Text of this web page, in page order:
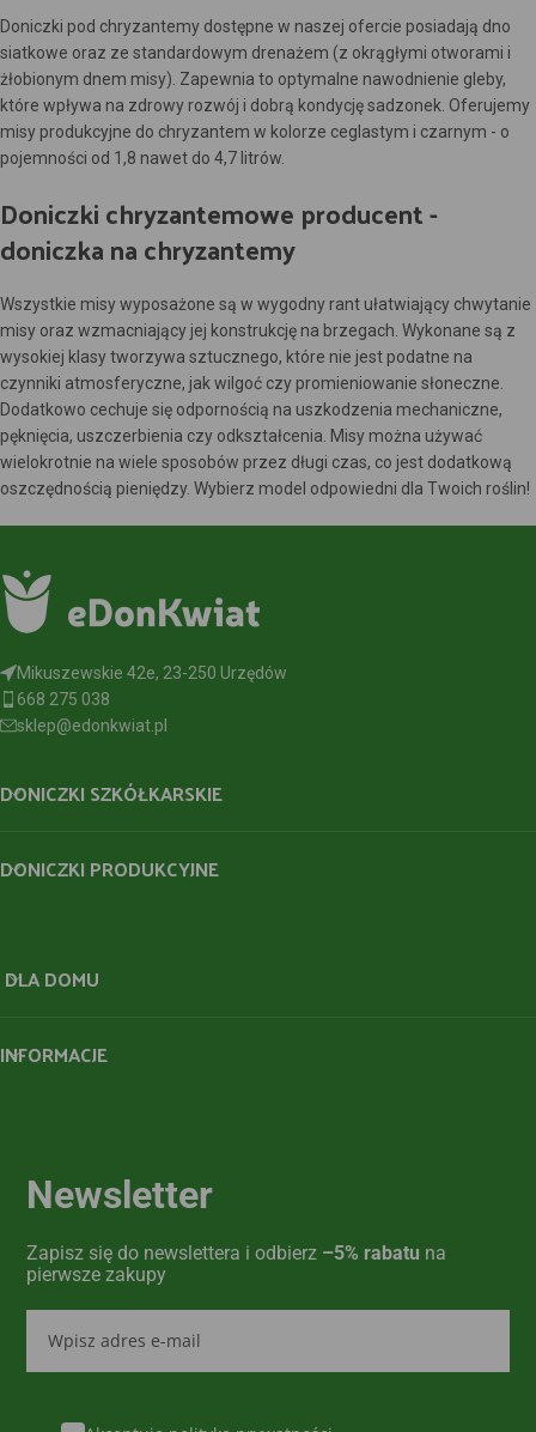
Doniczki pod chryzantemy dostępne w naszej ofercie posiadają dno
siatkowe oraz ze standardowym drenażem (z okrągłymi otworami i
żłobionym dnem misy). Zapewnia to optymalne nawodnienie gleby,
które wpływa na zdrowy rozwój i dobrą kondycję sadzonek. Oferujemy
misy produkcyjne do chryzantem w kolorze ceglastym i czarnym - o
pojemności od 1,8 nawet do 4,7 litrów.
Doniczki chryzantemowe producent -
doniczka na chryzantemy
Wszystkie misy wyposażone są w wygodny rant ułatwiający chwytanie
misy oraz wzmacniający jej konstrukcję na brzegach. Wykonane są z
wysokiej klasy tworzywa sztucznego, które nie jest podatne na
czynniki atmosferyczne, jak wilgoć czy promieniowanie słoneczne.
Dodatkowo cechuje się odpornością na uszkodzenia mechaniczne,
pęknięcia, uszczerbienia czy odkształcenia. Misy można używać
wielokrotnie na wiele sposobów przez długi czas, co jest dodatkową
oszczędnością pieniędzy. Wybierz model odpowiedni dla Twoich roślin!
Mikuszewskie 42e, 23-250 Urzędów
668 275 038
sklep@edonkwiat.pl
DONICZKI SZKÓŁKARSKIE
DONICZKI PRODUKCYJNE
DLA DOMU
INFORMACJE
Newsletter
Zapisz się do newslettera i odbierz –5% rabatu na
pierwsze zakupy